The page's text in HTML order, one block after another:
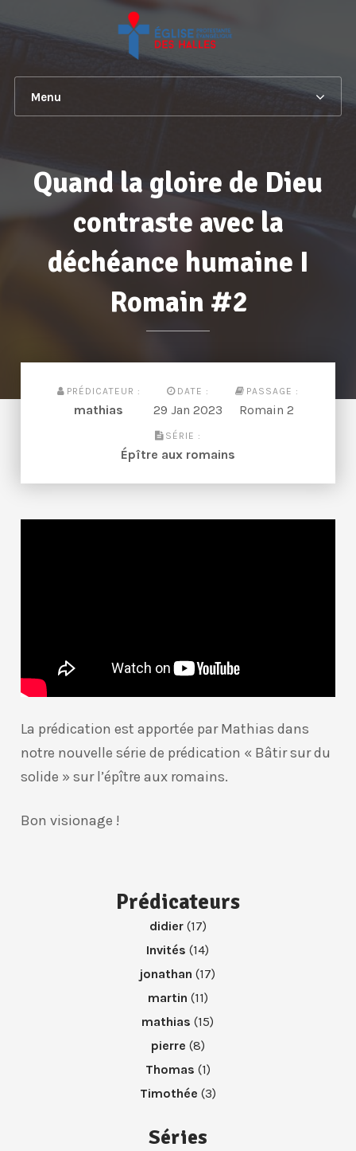
Menu
Quand la gloire de Dieu
contraste avec la
déchéance humaine I
Romain #2
PRÉDICATEUR :
mathias
DATE :
29 Jan 2023
PASSAGE :
Romain 2
SÉRIE :
Épître aux romains
La prédication est apportée par Mathias dans
notre nouvelle série de prédication « Bâtir sur du
solide » sur l’épître aux romains.
Bon visionage !
Prédicateurs
didier(17)
Invités (14)
jonathan (17)
martin (11)
mathias (15)
pierre (8)
Thomas (1)
Timothée (3)
Séries